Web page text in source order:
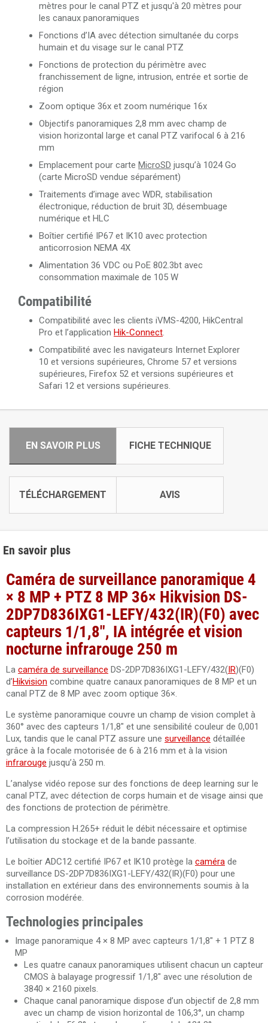
mètres pour le canal PTZ et jusqu'à 20 mètres pour
les canaux panoramiques
Fonctions d’IA avec détection simultanée du corps
humain et du visage sur le canal PTZ
Fonctions de protection du périmètre avec
franchissement de ligne, intrusion, entrée et sortie de
région
Zoom optique 36x et zoom numérique 16x
Objectifs panoramiques 2,8 mm avec champ de
vision horizontal large et canal PTZ varifocal 6 à 216
mm
Emplacement pour carte MicroSD jusqu’à 1024 Go
(carte MicroSD vendue séparément)
Traitements d’image avec WDR, stabilisation
électronique, réduction de bruit 3D, désembuage
numérique et HLC
Boîtier certifié IP67 et IK10 avec protection
anticorrosion NEMA 4X
Alimentation 36 VDC ou PoE 802.3bt avec
consommation maximale de 105 W
Compatibilité
Compatibilité avec les clients iVMS-4200, HikCentral
Pro et l’application Hik-Connect.
Compatibilité avec les navigateurs Internet Explorer
10 et versions supérieures, Chrome 57 et versions
supérieures, Firefox 52 et versions supérieures et
Safari 12 et versions supérieures.
EN SAVOIR PLUS FICHE TECHNIQUE
TÉLÉCHARGEMENT AVIS
En savoir plus
Caméra de surveillance panoramique 4
× 8 MP + PTZ 8 MP 36× Hikvision DS-
2DP7D836IXG1-LEFY/432(IR)(F0) avec
capteurs 1/1,8", IA intégrée et vision
nocturne infrarouge 250 m
La caméra de surveillance DS-2DP7D836IXG1-LEFY/432(IR)(F0)
d’Hikvision combine quatre canaux panoramiques de 8 MP et un
canal PTZ de 8 MP avec zoom optique 36×.
Le système panoramique couvre un champ de vision complet à
360° avec des capteurs 1/1,8" et une sensibilité couleur de 0,001
Lux, tandis que le canal PTZ assure une surveillance détaillée
grâce à la focale motorisée de 6 à 216 mm et à la vision
infrarouge jusqu’à 250 m.
L’analyse vidéo repose sur des fonctions de deep learning sur le
canal PTZ, avec détection de corps humain et de visage ainsi que
des fonctions de protection de périmètre.
La compression H.265+ réduit le débit nécessaire et optimise
l’utilisation du stockage et de la bande passante.
Le boîtier ADC12 certifié IP67 et IK10 protège la caméra de
surveillance DS-2DP7D836IXG1-LEFY/432(IR)(F0) pour une
installation en extérieur dans des environnements soumis à la
corrosion modérée.
Technologies principales
Image panoramique 4 × 8 MP avec capteurs 1/1,8" + 1 PTZ 8
MP
Les quatre canaux panoramiques utilisent chacun un capteur
CMOS à balayage progressif 1/1,8" avec une résolution de
3840 × 2160 pixels.
Chaque canal panoramique dispose d’un objectif de 2,8 mm
avec un champ de vision horizontal de 106,3°, un champ